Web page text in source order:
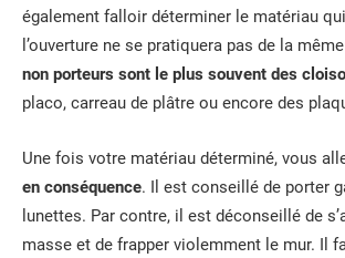
également falloir déterminer le matériau
l’ouverture ne se pratiquera pas de la
non porteurs sont le plus souvent des
placo, carreau de plâtre ou encore des
Une fois votre matériau déterminé, vous
en conséquence. Il est conseillé de porter
lunettes. Par contre, il est déconseillé de
masse et de frapper violemment le mur. Il